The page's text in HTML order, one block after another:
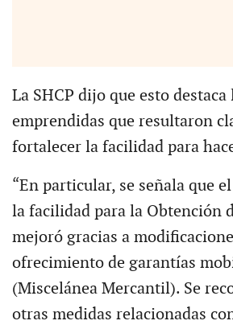
La SHCP dijo que esto
emprendidas que resultaron
fortalecer la facilidad para
“En particular, se señala que
la facilidad para la Obtención
mejoró gracias a
ofrecimiento de garantías
(Miscelánea Mercantil). Se
otras medidas relacionadas